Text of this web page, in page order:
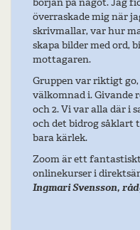
början på något. Jag
överraskade mig när
skrivmallar, var hur
skapa bilder med ord,
mottagaren.
Gruppen var riktigt
välkomnad i. Givande
och 2. Vi var alla där i
och det bidrog såklart
bara kärlek.
Zoom är ett
onlinekurser i
Ingmari Svensson,